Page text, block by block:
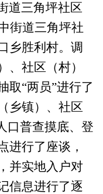
道三角坪社区
街道三角坪社
乡胜利村。调
、社区（村）
取“两员”进行了
乡镇）、社区
口普查摸底、登
进行了座谈，
并实地入户对
信息进行了逐